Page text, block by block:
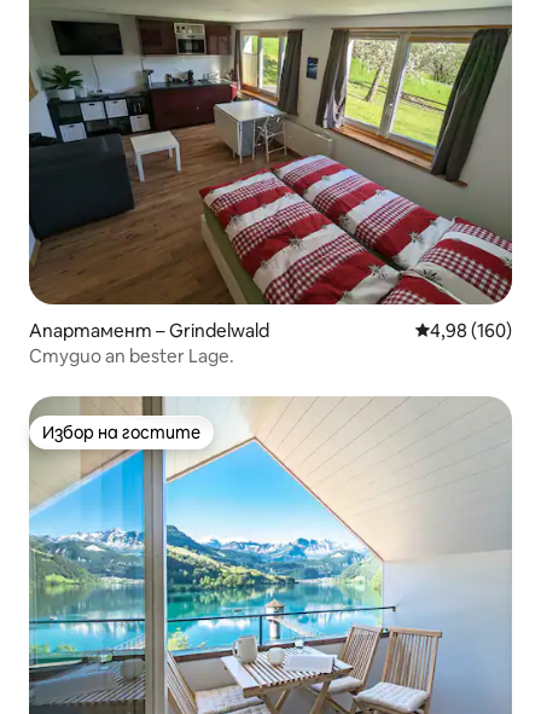
Апартамент – Grindelwald Средна
4,98 (160)
Студио an bester Lage.
Избор на гостите
Избор на гостите